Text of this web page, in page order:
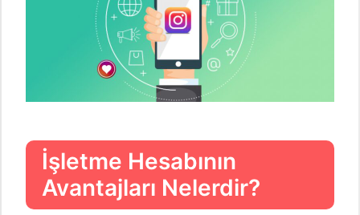
İşletme Hesabının
Avantajları Nelerdir?